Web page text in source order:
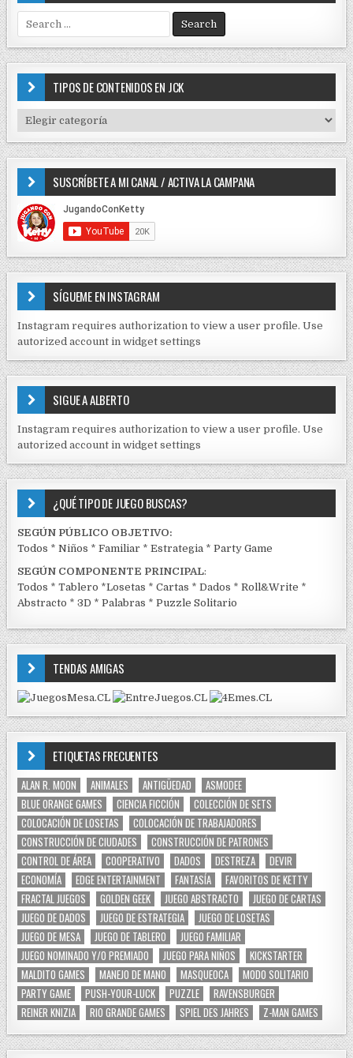
e
a
r
f
r
:
TIPOS DE CONTENIDOS EN JCK
I
P
D
E
C
O
N
T
I
D
S
E
J
C
K
SUSCRÍBETE A MI CANAL / ACTIVA LA CAMPANA
SÍGUEME EN INSTAGRAM
Instagram requires authorization to view a user profile. Use
autorized account in widget settings
SIGUE A ALBERTO
Instagram requires authorization to view a user profile. Use
autorized account in widget settings
¿QUÉ TIPO DE JUEGO BUSCAS?
SEGÚN PÚBLICO OBJETIVO:
Todos *Niños *Familiar *Estrategia *Party Game
SEGÚN COMPONENTE PRINCIPAL:
Todos *Tablero *Losetas *Cartas *Dados *Roll&Write *
Abstracto *3D *Palabras *Puzzle Solitario
TENDAS AMIGAS
ETIQUETAS FRECUENTES
ALAN R. MOON ANIMALES ANTIGÜEDAD
ASMODEE
BLUE ORANGE GAMES
CIENCIA FICCIÓN
COLECCIÓN DE SETS
COLOCACIÓN DE LOSETAS
COLOCACIÓN DE TRABAJADORES
CONSTRUCCIÓN DE CIUDADES
CONSTRUCCIÓN DE PATRONES
CONTROL DE ÁREA
COOPERATIVO DADOS DESTREZA
DEVIR
ECONOMÍA
EDGE ENTERTAINMENT FANTASÍA
FAVORITOS DE KETTY
FRACTAL JUEGOS
GOLDEN GEEK JUEGO ABSTRACTO
JUEGO DE CARTAS
JUEGO DE DADOS
JUEGO DE ESTRATEGIA
JUEGO DE LOSETAS
JUEGO DE MESA
JUEGO DE TABLERO
JUEGO FAMILIAR
JUEGO NOMINADO Y/O PREMIADO
JUEGO PARA NIÑOS
KICKSTARTER
MALDITO GAMES
MANEJO DE MANO MASQUEOCA
MODO SOLITARIO
PARTY GAME
PUSH-YOUR-LUCK PUZZLE
RAVENSBURGER
REINER KNIZIA
RIO GRANDE GAMES SPIEL DES JAHRES Z-MAN GAMES